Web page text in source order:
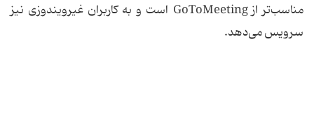
مناسب‌تر از GoToMeeting است و به كاربران غیرویندوزی نیز
سرویس می‌دهد.